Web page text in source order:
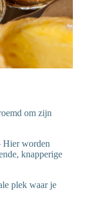
om zijn
Hier worden
knapperige
plek waar je